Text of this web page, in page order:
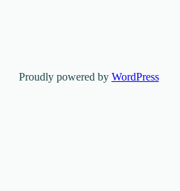
Proudly powered by WordPress